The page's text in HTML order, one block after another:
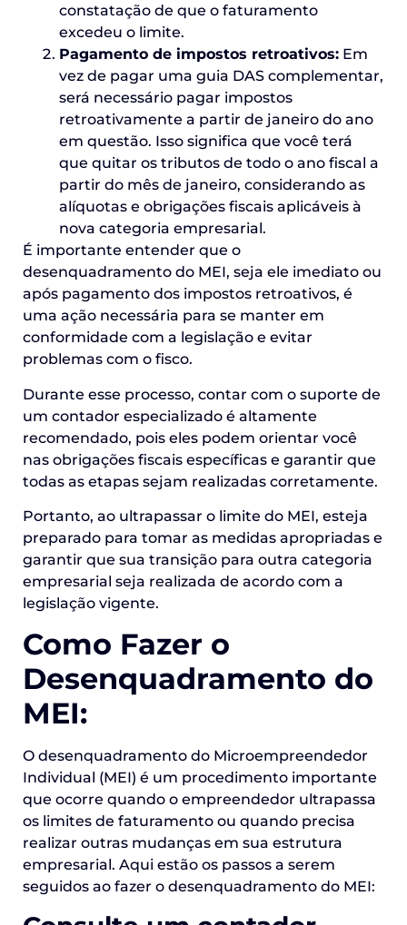
constatação de que o faturamento
excedeu o limite.
Pagamento de impostos retroativos: Em
vez de pagar uma guia DAS complementar,
será necessário pagar impostos
retroativamente a partir de janeiro do ano
em questão. Isso significa que você terá
que quitar os tributos de todo o ano fiscal a
partir do mês de janeiro, considerando as
alíquotas e obrigações fiscais aplicáveis à
nova categoria empresarial.
É importante entender que o
desenquadramento do MEI, seja ele imediato ou
após pagamento dos impostos retroativos, é
uma ação necessária para se manter em
conformidade com a legislação e evitar
problemas com o fisco.
Durante esse processo, contar com o suporte de
um contador especializado é altamente
recomendado, pois eles podem orientar você
nas obrigações fiscais específicas e garantir que
todas as etapas sejam realizadas corretamente.
Portanto, ao ultrapassar o limite do MEI, esteja
preparado para tomar as medidas apropriadas e
garantir que sua transição para outra categoria
empresarial seja realizada de acordo com a
legislação vigente.
Como Fazer o
Desenquadramento do
MEI:
O desenquadramento do Microempreendedor
Individual (MEI) é um procedimento importante
que ocorre quando o empreendedor ultrapassa
os limites de faturamento ou quando precisa
realizar outras mudanças em sua estrutura
empresarial. Aqui estão os passos a serem
seguidos ao fazer o desenquadramento do MEI: